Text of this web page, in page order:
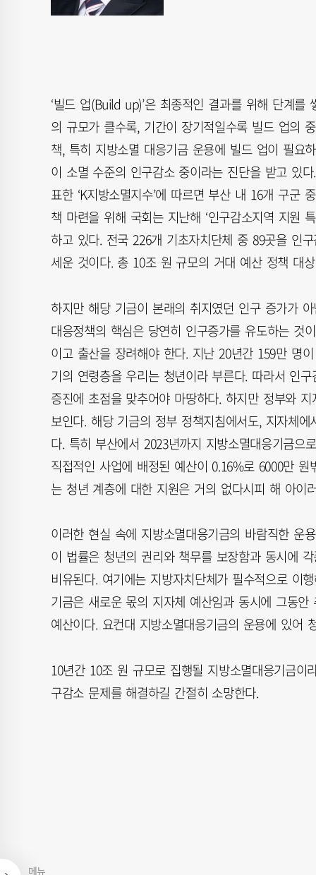
메뉴
‘빌드 업(Build up)’은 최종적인 결과를 위해 단계
의 규모가 클수록, 기간이 장기적일수록 빌드 업의
책, 특히 지방소멸 대응기금 운용에 빌드 업이 필요
이 소멸 수준의 인구감소 중이라는 진단을 받고 있
표한 ‘K지방소멸지수’에 따르면 부산 내 16개 구군
책 마련을 위해 국회는 지난해 ‘인구감소지역 지원
하고 있다. 전국 226개 기초자치단체 중 89곳을 인
세운 것이다. 총 10조 원 규모의 거대 예산 정책 대
하지만 해당 기금이 본래의 취지였던 인구 증가가
대응정책의 핵심은 당연히 인구증가를 유도하는 것
이고 출산을 장려해야 한다. 지난 20년간 159만 명
기의 연령층을 우리는 청년이라 부른다. 따라서 인
증진에 초점을 맞추어야 마땅하다. 하지만 정부와
보인다. 해당 기금의 정부 정책지침에서도, 지자체
다. 특히 부산에서 2023년까지 지방소멸대응기금
직접적인 사업에 배정된 예산이 0.16%로 6000만
는 청년 계층에 대한 지원은 거의 없다시피 해 아이
이러한 현실 속에 지방소멸대응기금의 바람직한 운
이 법률은 청년의 권리와 책무를 보장함과 동시에
비유된다. 여기에는 지방자치단체가 필수적으로 이
기금은 새로운 몫의 지자체 예산임과 동시에 그동
예산이다. 요컨대 지방소멸대응기금의 운용에 있어
10년간 10조 원 규모로 집행될 지방소멸대응기금
구감소 문제를 해결하길 간절히 소망한다.